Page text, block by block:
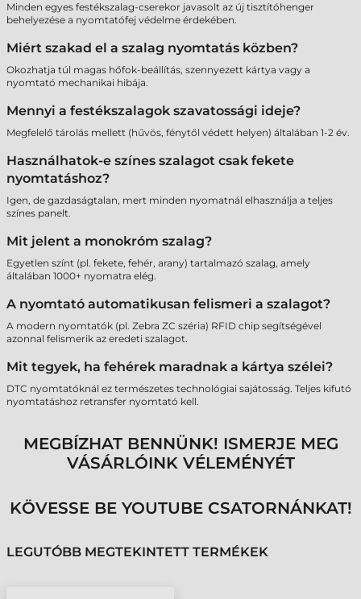
Minden egyes festékszalag-cserekor javasolt az új tisztítóhenger
behelyezése a nyomtatófej védelme érdekében.
Miért szakad el a szalag nyomtatás közben?
Okozhatja túl magas hőfok-beállítás, szennyezett kártya vagy a
nyomtató mechanikai hibája.
Mennyi a festékszalagok szavatossági ideje?
Megfelelő tárolás mellett (hűvös, fénytől védett helyen) általában 1-2 év.
Használhatok-e színes szalagot csak fekete
nyomtatáshoz?
Igen, de gazdaságtalan, mert minden nyomatnál elhasználja a teljes
színes panelt.
Mit jelent a monokróm szalag?
Egyetlen színt (pl. fekete, fehér, arany) tartalmazó szalag, amely
általában 1000+ nyomatra elég.
A nyomtató automatikusan felismeri a szalagot?
A modern nyomtatók (pl. Zebra ZC széria) RFID chip segítségével
azonnal felismerik az eredeti szalagot.
Mit tegyek, ha fehérek maradnak a kártya szélei?
DTC nyomtatóknál ez természetes technológiai sajátosság. Teljes kifutó
nyomtatáshoz retransfer nyomtató kell.
MEGBÍZHAT BENNÜNK! ISMERJE MEG
VÁSÁRLÓINK VÉLEMÉNYÉT
KÖVESSE BE YOUTUBE CSATORNÁNKAT!
LEGUTÓBB MEGTEKINTETT TERMÉKEK